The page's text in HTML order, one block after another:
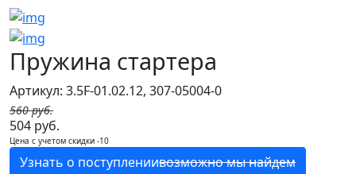
Пружина стартера
Артикул: 3.5F-01.02.12, 307-05004-0
560 руб.
504 руб.
Цена с учетом скидки -10
Узнать о поступлениивозможно мы найдем